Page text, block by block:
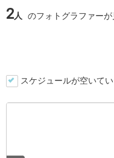
2人 のフォトグラファーが
スケジュールが空いて